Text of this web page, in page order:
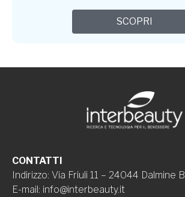
SCOPRI
CONTATTI
Indirizzo: Via Friuli 11 – 24044 Dalmine
E-mail: info@interbeauty.it